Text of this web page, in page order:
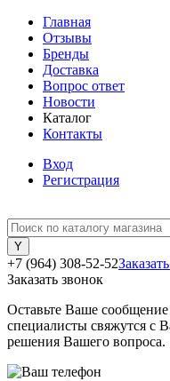
Главная
Отзывы
Бренды
Доставка
Вопрос ответ
Новости
Каталог
Контакты
Вход
Регистрация
+7 (964) 308-52-52
Заказать звонок
Оставьте Ваше
специалисты свяжутся с
решения Вашего вопроса.